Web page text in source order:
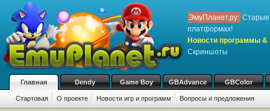
ЭмуПланет.ру: Старые
платформах!
Новости программы &
Скриншоты
Главная Dendy Game Boy GBAdvance GBColor
Стартовая О проекте Новости игр и программ Вопросы и предложения